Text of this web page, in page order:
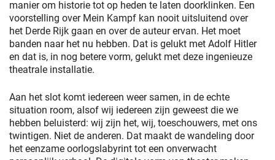
manier om historie tot op heden te laten doorklinken. Een
voorstelling over Mein Kampf kan nooit uitsluitend over
het Derde Rijk gaan en over de auteur ervan. Het moet
banden naar het nu hebben. Dat is gelukt met Adolf Hitler
en dat is, in nog betere vorm, gelukt met deze ingenieuze
theatrale installatie.
Aan het slot komt iedereen weer samen, in de echte
situation room, alsof wij iedereen zijn geweest die we
hebben beluisterd: wij zijn het, wij, toeschouwers, met ons
twintigen. Niet de anderen. Dat maakt de wandeling door
het eenzame oorlogslabyrint tot een onverwacht